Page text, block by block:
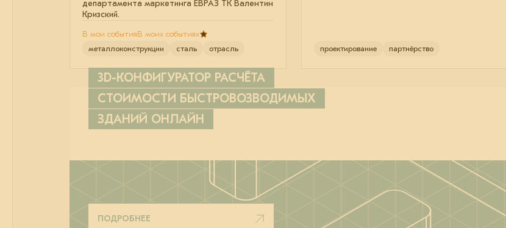
департамента маркетинга ЕВРАЗ ТК Валентин
Кризский.
В мои событияВ моих событиях
металлоконструкции
сталь отрасль проектирование партнёрство
3D-КОНФИГУРАТОР РАСЧЁТА
СТОИМОСТИ БЫСТРОВОЗВОДИМЫХ
ЗДАНИЙ ОНЛАЙН
ПОДРОБНЕЕ